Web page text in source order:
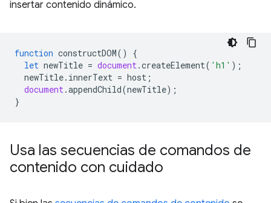
insertar contenido dinámico.
function constructDOM()
{
let newTitle = document.createElement( 'h1' );
newTitle. innerText = host ;
document.appendChild(newTitle);
}
Usa las secuencias de comandos de
contenido con cuidado